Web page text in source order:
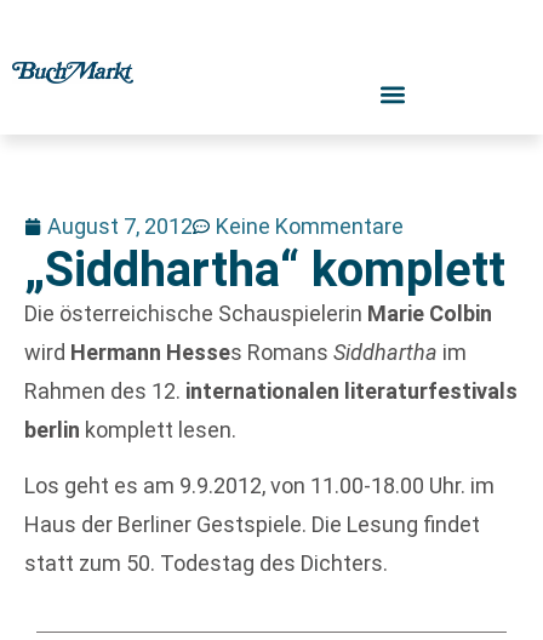
August 7, 2012 Keine Kommentare
„Siddhartha“ komplett
Die österreichische Schauspielerin Marie Colbin
wird Hermann Hesses Romans Siddhartha im
Rahmen des 12. internationalen literaturfestivals
berlin komplett lesen.
Los geht es am 9.9.2012, von 11.00-18.00 Uhr. im
Haus der Berliner Gestspiele. Die Lesung findet
statt zum 50. Todestag des Dichters.